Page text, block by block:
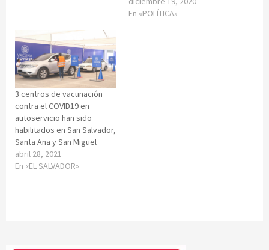
En «POLÍTICA»
3 centros de vacunación
contra el COVID19 en
autoservicio han sido
habilitados en San Salvador,
Santa Ana y San Miguel
abril 28, 2021
En «EL SALVADOR»